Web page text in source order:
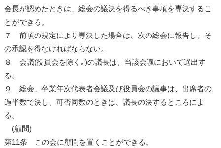
会長が認めたときは、総会の議決を得るべき事項を専決するこ
とができる。
７ 前項の規定により専決した場合は、次の総会に報告し、そ
の承認を得なければならない。
８ 会議(役員会を除く｡)の議長は、当該会議において選出す
る。
９ 総会、卒業年次代表者会議及び役員会の議事は、出席者の
過半数で決し、可否同数のときは、議長の決するところによ
る。
(顧問)
第11条 この会に顧問を置くことができる。